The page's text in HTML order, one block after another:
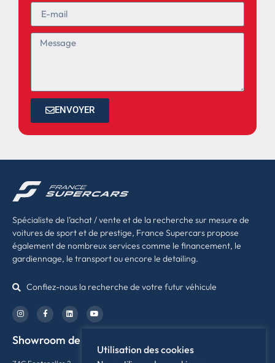
ENVOYER
Spécialiste de l’achat / vente et de la recherche sur mesure de
voitures de sport et de prestige, France Supercars propose
également de nombreux services comme le financement, le
gardiennage, le transport ou encore le detailing.
Confiez-nous la recherche de votre futur véhicule
Showroom de Rennes
Utilisation des cookies